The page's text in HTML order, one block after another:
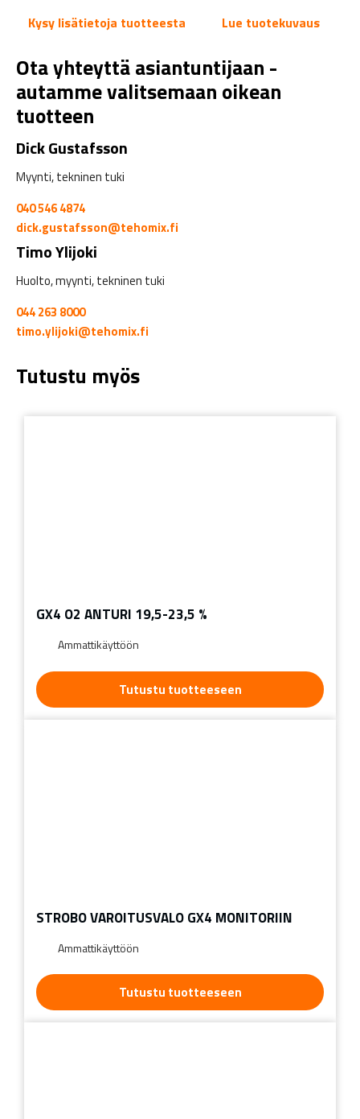
Kysy lisätietoja tuotteesta
Lue tuotekuvaus
Ota yhteyttä asiantuntijaan -
autamme valitsemaan oikean
tuotteen
Dick Gustafsson
Myynti, tekninen tuki
040 546 4874
dick.gustafsson@tehomix.fi
Timo Ylijoki
Huolto, myynti, tekninen tuki
044 263 8000
timo.ylijoki@tehomix.fi
Tutustu myös
GX4 O2 ANTURI 19,5-23,5 %
Ammattikäyttöön
Tutustu tuotteeseen
STROBO VAROITUSVALO GX4 MONITORIIN
Ammattikäyttöön
Tutustu tuotteeseen